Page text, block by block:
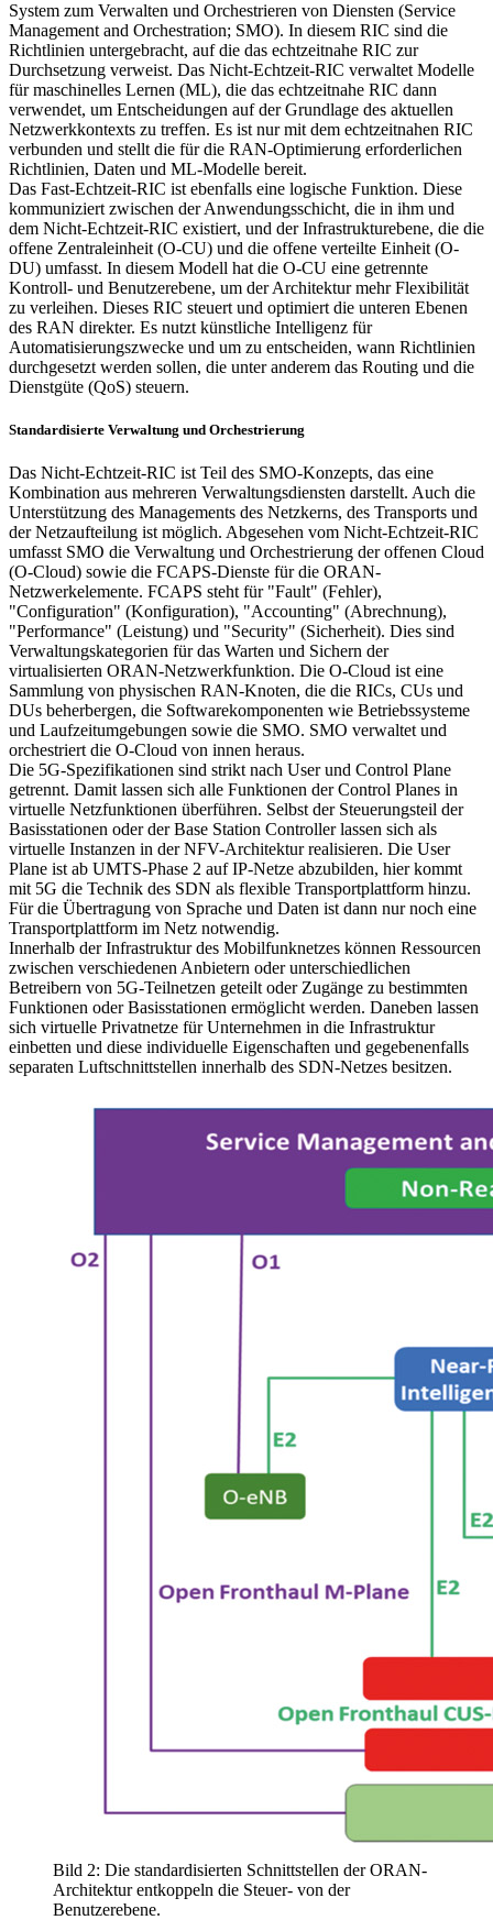
System zum Verwalten und Orchestrieren von Diensten (Service
Management and Orchestration; SMO). In diesem RIC sind die
Richtlinien untergebracht, auf die das echtzeitnahe RIC zur
Durchsetzung verweist. Das Nicht-Echtzeit-RIC verwaltet Modelle
für maschinelles Lernen (ML), die das echtzeitnahe RIC dann
verwendet, um Entscheidungen auf der Grundlage des aktuellen
Netzwerkkontexts zu treffen. Es ist nur mit dem echtzeitnahen RIC
verbunden und stellt die für die RAN-Optimierung erforderlichen
Richtlinien, Daten und ML-Modelle bereit.
Das Fast-Echtzeit-RIC ist ebenfalls eine logische Funktion. Diese
kommuniziert zwischen der Anwendungsschicht, die in ihm und
dem Nicht-Echtzeit-RIC existiert, und der Infrastrukturebene, die die
offene Zentraleinheit (O-CU) und die offene verteilte Einheit (O-
DU) umfasst. In diesem Modell hat die O-CU eine getrennte
Kontroll- und Benutzerebene, um der Architektur mehr Flexibilität
zu verleihen. Dieses RIC steuert und optimiert die unteren Ebenen
des RAN direkter. Es nutzt künstliche Intelligenz für
Automatisierungszwecke und um zu entscheiden, wann Richtlinien
durchgesetzt werden sollen, die unter anderem das Routing und die
Dienstgüte (QoS) steuern.
Standardisierte Verwaltung und Orchestrierung
Das Nicht-Echtzeit-RIC ist Teil des SMO-Konzepts, das eine
Kombination aus mehreren Verwaltungsdiensten darstellt. Auch die
Unterstützung des Managements des Netzkerns, des Transports und
der Netzaufteilung ist möglich. Abgesehen vom Nicht-Echtzeit-RIC
umfasst SMO die Verwaltung und Orchestrierung der offenen Cloud
(O-Cloud) sowie die FCAPS-Dienste für die ORAN-
Netzwerkelemente. FCAPS steht für "Fault" (Fehler),
"Configuration" (Konfiguration), "Accounting" (Abrechnung),
"Performance" (Leistung) und "Security" (Sicherheit). Dies sind
Verwaltungskategorien für das Warten und Sichern der
virtualisierten ORAN-Netzwerkfunktion. Die O-Cloud ist eine
Sammlung von physischen RAN-Knoten, die die RICs, CUs und
DUs beherbergen, die Softwarekomponenten wie Betriebssysteme
und Laufzeitumgebungen sowie die SMO. SMO verwaltet und
orchestriert die O-Cloud von innen heraus.
Die 5G-Spezifikationen sind strikt nach User und Control Plane
getrennt. Damit lassen sich alle Funktionen der Control Planes in
virtuelle Netzfunktionen überführen. Selbst der Steuerungsteil der
Basisstationen oder der Base Station Controller lassen sich als
virtuelle Instanzen in der NFV-Architektur realisieren. Die User
Plane ist ab UMTS-Phase 2 auf IP-Netze abzubilden, hier kommt
mit 5G die Technik des SDN als flexible Transportplattform hinzu.
Für die Übertragung von Sprache und Daten ist dann nur noch eine
Transportplattform im Netz notwendig.
Innerhalb der Infrastruktur des Mobilfunknetzes können Ressourcen
zwischen verschiedenen Anbietern oder unterschiedlichen
Betreibern von 5G-Teilnetzen geteilt oder Zugänge zu bestimmten
Funktionen oder Basisstationen ermöglicht werden. Daneben lassen
sich virtuelle Privatnetze für Unternehmen in die Infrastruktur
einbetten und diese individuelle Eigenschaften und gegebenenfalls
separaten Luftschnittstellen innerhalb des SDN-Netzes besitzen.
Bild 2: Die standardisierten Schnittstellen der ORAN-
Architektur entkoppeln die Steuer- von der
Benutzerebene.